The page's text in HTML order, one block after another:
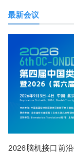
最新会议
2026脑机接口前